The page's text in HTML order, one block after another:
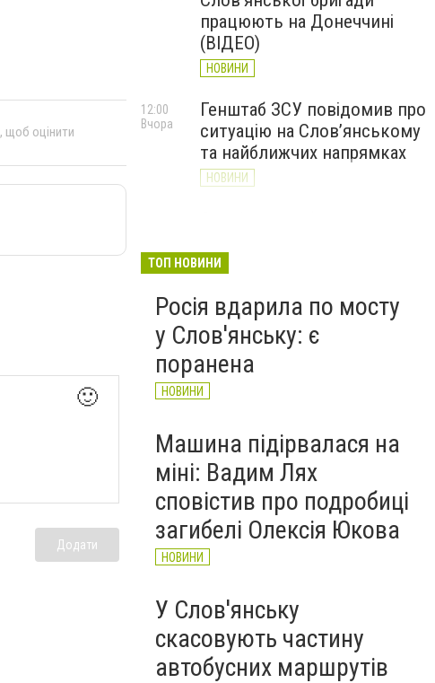
, щоб оцінити
🙂
Додати
працюють на Донеччині
(ВІДЕО)
НОВИНИ
Генштаб ЗСУ повідомив про
ситуацію на Слов’янському
та найближчих напрямках
НОВИНИ
12:00
Вчора
великої війни: 7 серпня
ТОП НОВИНИ
Росія вдарила по мосту
у Слов'янську: є
поранена
НОВИНИ
Машина підірвалася на
міні: Вадим Лях
сповістив про подробиці
загибелі Олексія Юкова
НОВИНИ
У Слов'янську
скасовують частину
автобусних маршрутів